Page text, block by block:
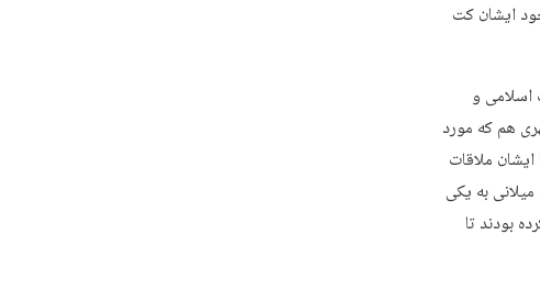
ایشان کت
و
هم که مورد
ملاقات
به یکی
بودند تا